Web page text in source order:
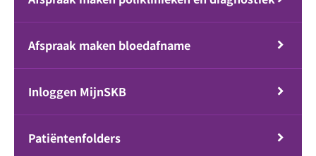
Afspraak maken bloedafname
Inloggen MijnSKB
Patiëntenfolders